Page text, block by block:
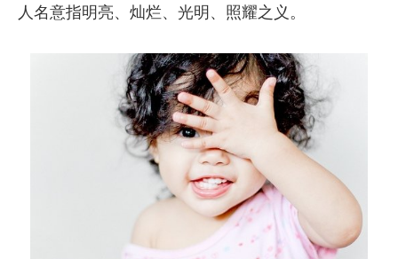
人名意指明亮、灿烂、光明、照耀之义。